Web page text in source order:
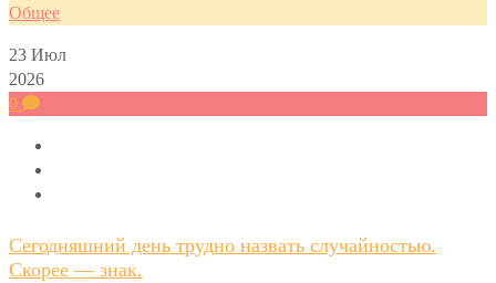
Общее
23 Июл
2026
0
Сегодняшний день трудно назвать случайностью.
Скорее — знак.